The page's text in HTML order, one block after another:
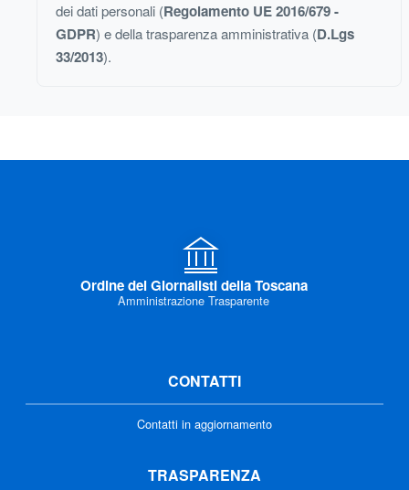
dei dati personali (Regolamento UE 2016/679 -
GDPR) e della trasparenza amministrativa (D.Lgs
33/2013).
Ordine dei Giornalisti della Toscana
Amministrazione Trasparente
CONTATTI
Contatti in aggiornamento
TRASPARENZA